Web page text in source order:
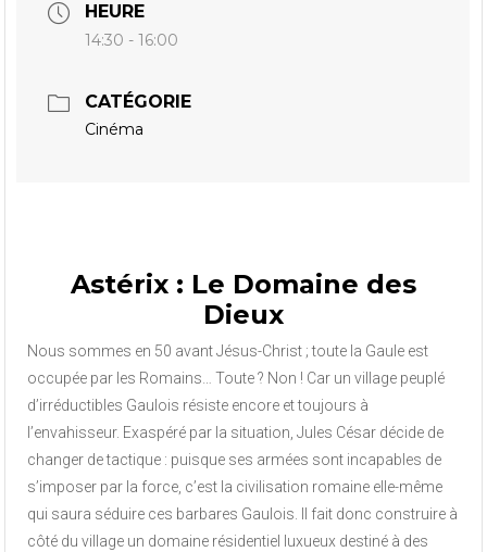
HEURE
14:30 - 16:00
CATÉGORIE
Cinéma
Astérix : Le Domaine des
Dieux
Nous sommes en 50 avant Jésus-Christ ; toute la Gaule est
occupée par les Romains… Toute ? Non ! Car un village peuplé
d’irréductibles Gaulois résiste encore et toujours à
l’envahisseur. Exaspéré par la situation, Jules César décide de
changer de tactique : puisque ses armées sont incapables de
s’imposer par la force, c’est la civilisation romaine elle-même
qui saura séduire ces barbares Gaulois. Il fait donc construire à
côté du village un domaine résidentiel luxueux destiné à des